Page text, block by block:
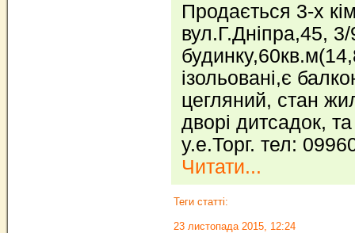
Продається 3-х
вул.Г.Дніпра,45, 3/
ізольовані,є
цегляний, стан
дворі дитсадок,
у.е.Торг. тел:
Читати...
Теги статті:
23 листопада 2015, 12:24